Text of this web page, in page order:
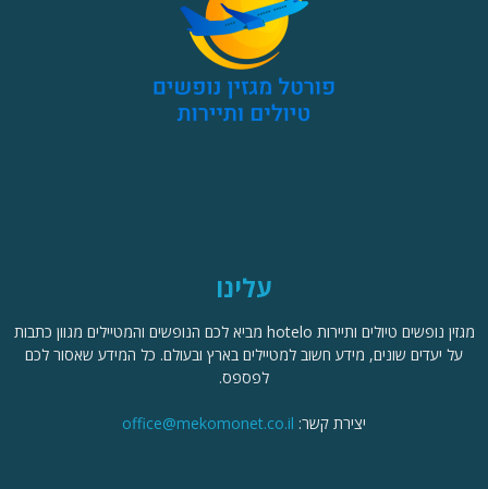
עלינו
מגזין נופשים טיולים ותיירות hotelo מביא לכם הנופשים והמטיילים מגוון כתבות
על יעדים שונים, מידע חשוב למטיילים בארץ ובעולם. כל המידע שאסור לכם
לפספס.
יצירת קשר: office@mekomonet.co.il